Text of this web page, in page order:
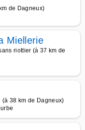
de Dagneux)
Miellerie
riottier (à 37 km de
38 km de Dagneux)